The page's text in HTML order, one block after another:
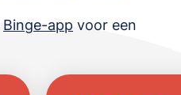
Binge-app voor een